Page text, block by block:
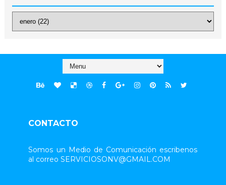
CONTACTO
Somos un Medio de Comunicación escribenos
al correo SERVICIOSONV@GMAIL.COM